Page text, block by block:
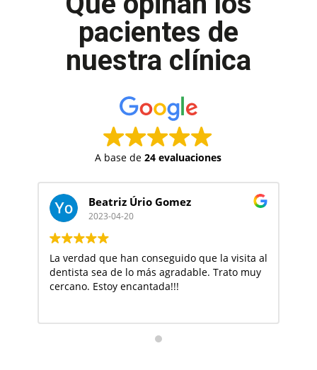
pacientes de
nuestra clínica
A base de24 evaluaciones
Beatriz Úrio Gomez
2023-04-20
La verdad que han conseguido que la visita al
dentista sea de lo más agradable. Trato muy
cercano. Estoy encantada!!!